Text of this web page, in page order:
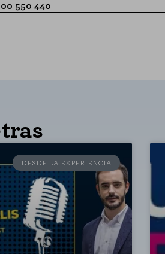
550 440
DESDE LA EXPERIENCIA